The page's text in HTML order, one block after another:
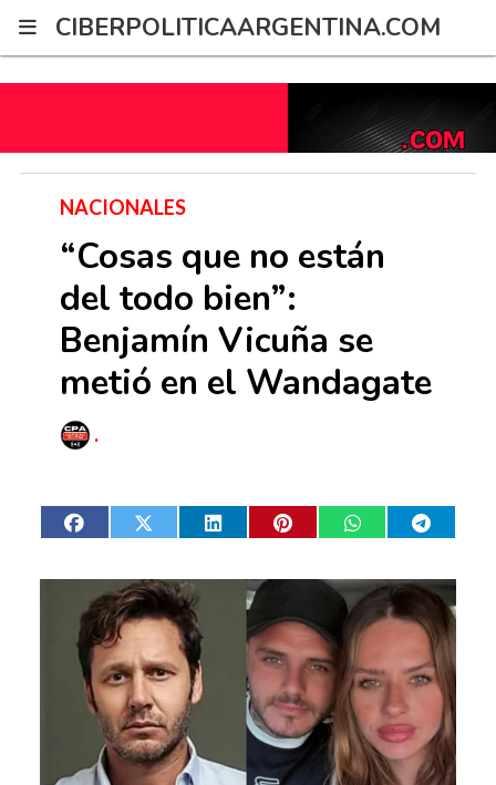
G-2XWRPNYZ21
CIBERPOLITICAARGENTINA.COM
“Cosas que no están
del todo bien”:
Benjamín Vicuña se
metió en el Wandagate
NACIONALES
.